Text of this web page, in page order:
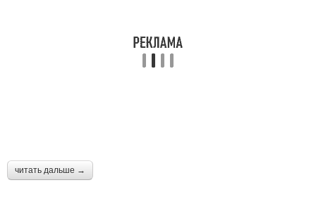
читать дальше →